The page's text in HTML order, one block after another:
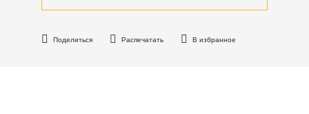
Поделиться Распечатать В избранное